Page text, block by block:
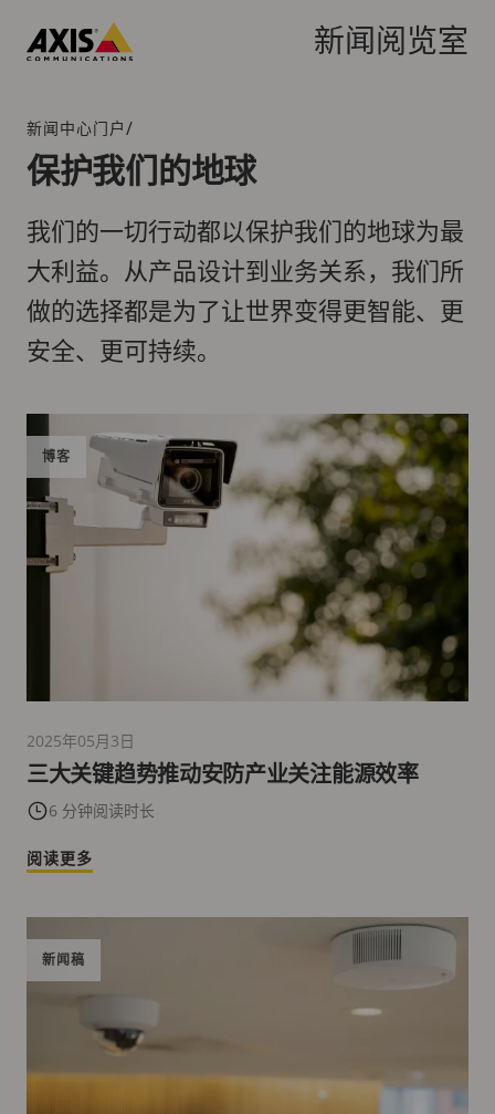
新闻阅览室
面
包
屑
航
新闻中心门户/
保护我们的地球
我们的一切行动都以保护我们的地球为最
大利益。从产品设计到业务关系，我们所
做的选择都是为了让世界变得更智能、更
安全、更可持续。
三大关键趋势推动安防产业关注能源效率
6 分钟阅读时长
博客
2025年05月3日
阅读更多
新闻稿